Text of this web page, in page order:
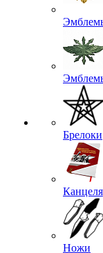
Брелоки
Ножи